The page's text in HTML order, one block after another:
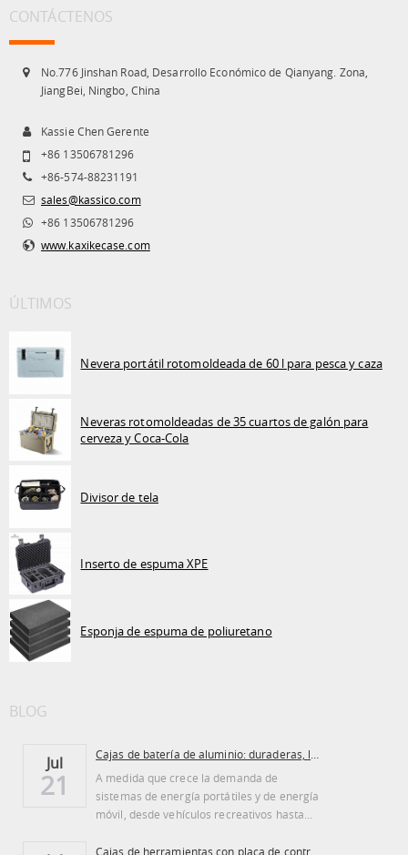
CONTÁCTENOS
No.776 Jinshan Road, Desarrollo Económico de Qianyang. Zona,
JiangBei, Ningbo, China
Kassie Chen Gerente
+86 13506781296
+86-574-88231191
sales@kassico.com
+86 13506781296
www.kaxikecase.com
ÚLTIMOS
Nevera portátil rotomoldeada de 60 l para pesca y caza
Neveras rotomoldeadas de 35 cuartos de galón para
cerveza y Coca-Cola
Divisor de tela
Inserto de espuma XPE
Esponja de espuma de poliuretano
BLOG
Jul
21
A medida que crece la demanda de
sistemas de energía portátiles y de energía
móvil, desde vehículos recreativos hasta...